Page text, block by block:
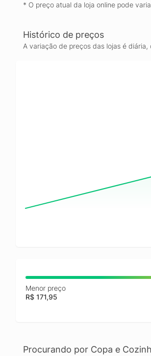
* O preço atual da loja online pode
Histórico de preços
A variação de preços das lojas é
Menor preço
R$ 171,95
Procurando por Copa e